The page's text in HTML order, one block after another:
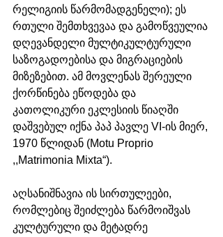
რელიგიის წარმომადგენელი); ეს
რთული შემთხვევაა და გამოწვეულია
დღევანდელი მულტიკულტურული
საზოგადოებისა და მიგრაციების
მიზეზებით. ამ მოვლენას შერეული
ქორწინება ეწოდება და
კათოლიკური ეკლესიის წიაღში
დაშვებულ იქნა პაპ პავლე VI-ის მიერ,
1970 წლიდან (Motu Proprio
,,Matrimonia Mixta“).
აღსანიშნავია ის სირთულეები,
რომლებიც შეიძლება წარმოიშვას
კულტურული და მეტადრე